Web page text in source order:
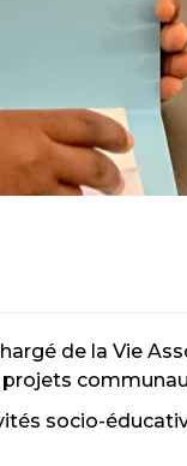
de la Vie
socio-